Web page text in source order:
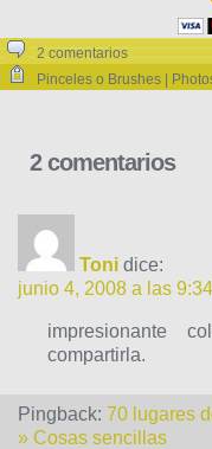
2 comentarios
Pinceles o Brushes |
2 comentarios
Toni dice:
junio 4, 2008 a las
impresionante
compartirla.
Pingback: 70 lugares
» Cosas sencillas